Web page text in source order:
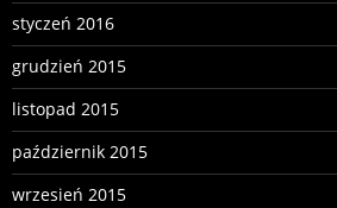
styczeń 2016
grudzień 2015
listopad 2015
październik 2015
wrzesień 2015